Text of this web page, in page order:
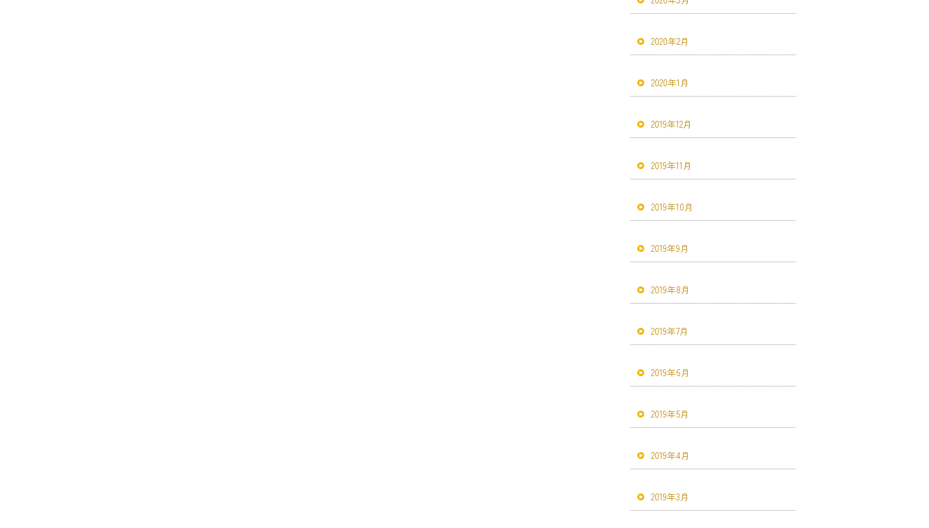
2020年2月
2020年1月
2019年12月
2019年11月
2019年10月
2019年9月
2019年8月
2019年7月
2019年6月
2019年5月
2019年4月
2019年3月